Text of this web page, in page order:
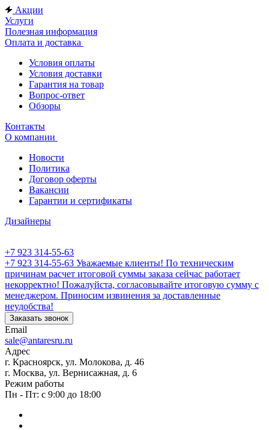
Акции
Услуги
Полезная информация
Оплата и доставка
Условия оплаты
Условия доставки
Гарантия на товар
Вопрос-ответ
Обзоры
Контакты
О компании
Новости
Политика
Договор оферты
Вакансии
Гарантии и сертификаты
Дизайнеры
+7 923 314-55-63
+7 923 314-55-63 Уважаемые клиенты! По техническим
причинам расчет итоговой суммы заказа сейчас работает
некорректно! Пожалуйста, согласовывайте итоговую сумму с
менеджером. Приносим извинения за доставленные
неудобства!
Заказать звонок
Email
sale@antaresru.ru
Адрес
г. Красноярск, ул. Молокова, д. 46
г. Москва, ул. Вернисажная, д. 6
Режим работы
Пн - Пт: с 9:00 до 18:00